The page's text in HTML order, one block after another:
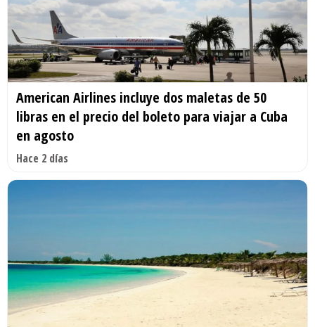
American Airlines incluye dos maletas de 50
libras en el precio del boleto para viajar a Cuba
en agosto
Hace 2 días